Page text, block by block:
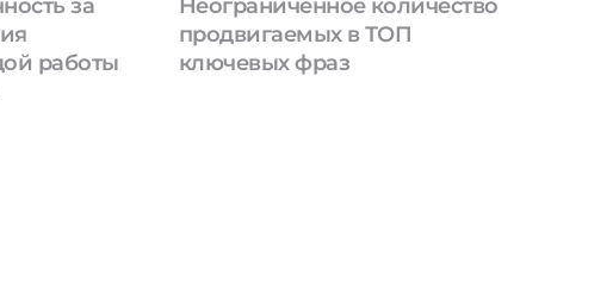
за
работы
Неограниченное количество
продвигаемых в ТОП
ключевых фраз